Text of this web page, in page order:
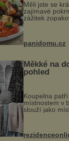
Měli jste se
zajímavé
zážitek
snazšího.
Možná jste ji
panidomu.cz
Měkké na
pohled
Koupelna
místnostem v
slouží jako
odpočinek.
ručníky,
mohou jako
proutku...